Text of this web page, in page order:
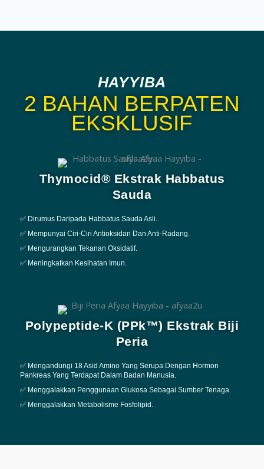
HAYYIBA
2 BAHAN BERPATEN
EKSKLUSIF
Thymocid® Ekstrak Habbatus
Sauda
✅ Dirumus Daripada Habbatus Sauda Asli.
✅ Mempunyai Ciri-Ciri Antioksidan Dan Anti-Radang.
✅ Mengurangkan Tekanan Oksidatif.
✅ Meningkatkan Kesihatan Imun.
Polypeptide-K (PPk™) Ekstrak Biji
Peria
✅ Mengandungi 18 Asid Amino Yang Serupa Dengan Hormon
Pankreas Yang Terdapat Dalam Badan Manusia.
✅ Menggalakkan Penggunaan Glukosa Sebagai Sumber Tenaga.
✅ Menggalakkan Metabolisme Fosfolipid.